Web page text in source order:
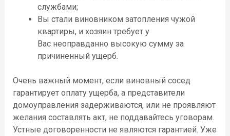
службами;
Вы стали виновником затопления чужой
квартиры, и хозяин требует у
Васнеоправданно высокую сумму за
причиненный ущерб.
Очень важный момент, если виновный сосед
гарантирует оплату ущерба, а представители
домоуправления задерживаются, или не проявляют
желания составлять акт, не поддавайтесь уговорам.
Устные договоренности не являются гарантией. Уже